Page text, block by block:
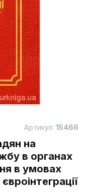
на
в органах
в умовах
Артикул: 15466